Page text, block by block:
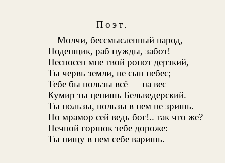
Поэт.
Молчи, бессмысленный народ,
Поденщик, раб нужды, забот!
Несносен мне твой ропот дерзкий,
Ты червь земли, не сын небес;
Тебе бы пользы всё — на вес
Кумир ты ценишь Бельведерский.
Ты пользы, пользы в нем не зришь.
Но мрамор сей ведь бог!.. так что же?
Печной горшок тебе дороже:
Ты пищу в нем себе варишь.